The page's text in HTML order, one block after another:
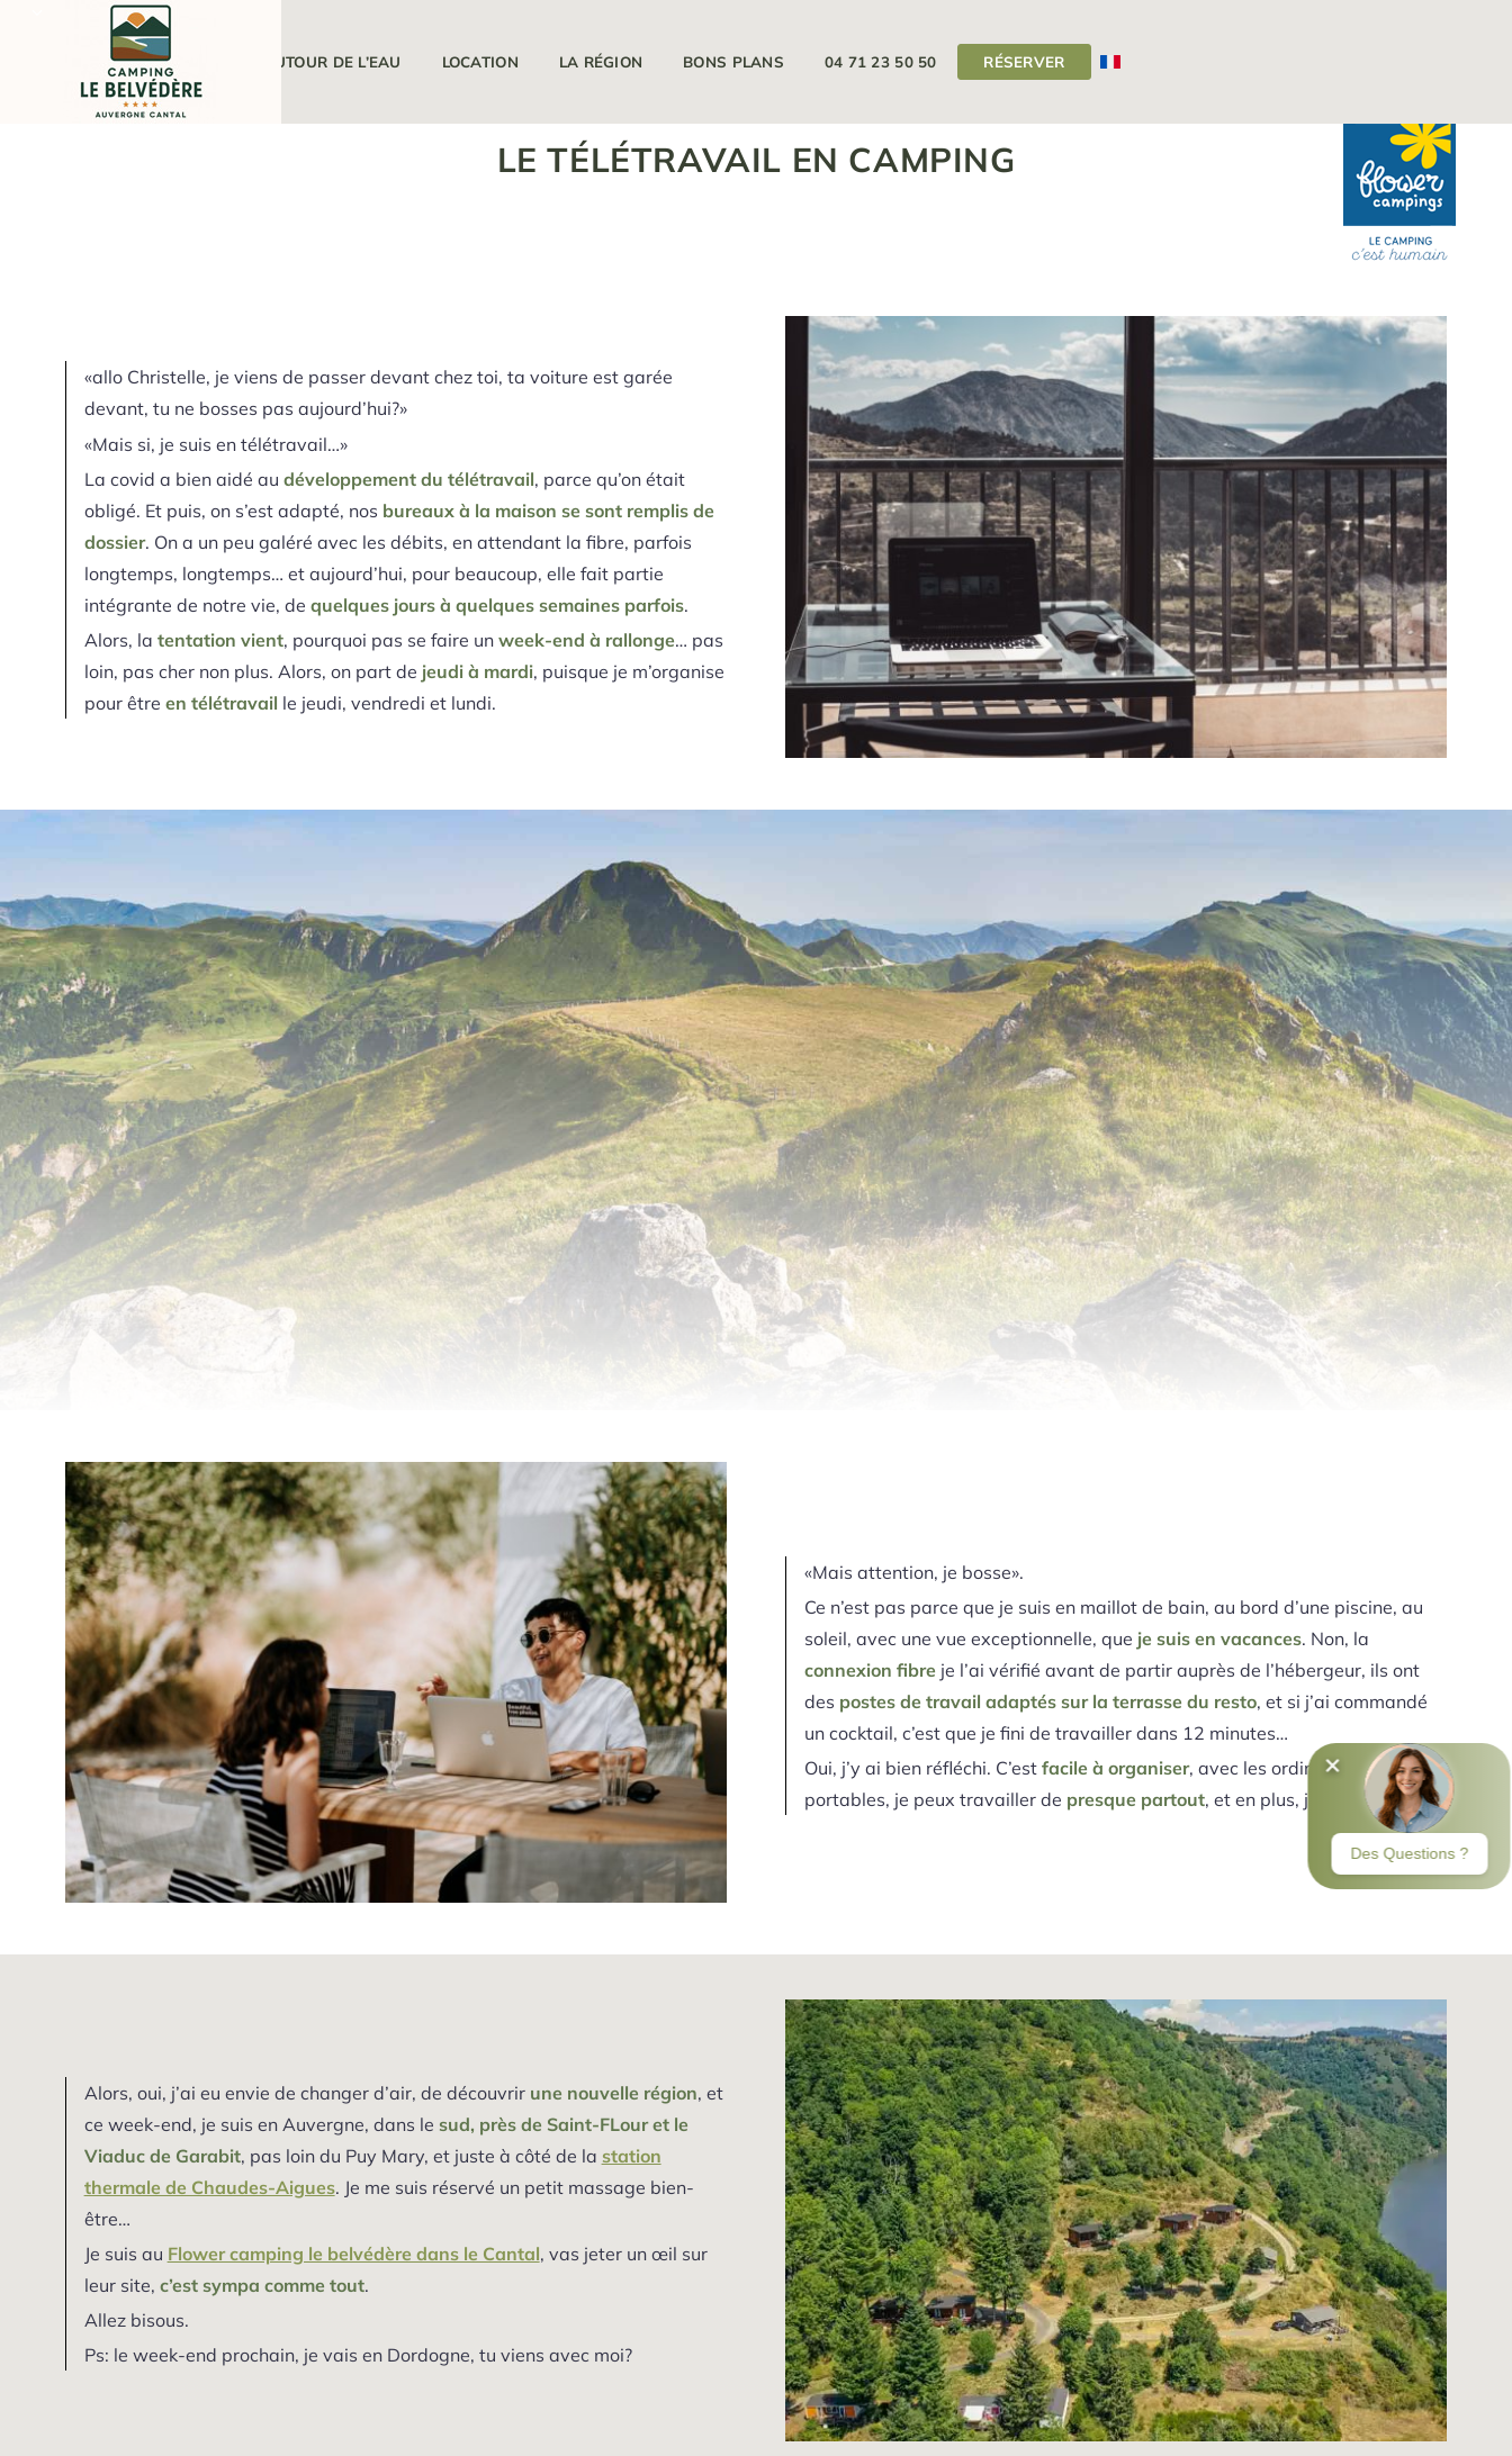
LE CAMPING AUTOUR DE L’EAU LOCATION LA RÉGION BONS PLANS 04 71 23 50 50 RÉSERVER
LE TÉLÉTRAVAIL EN CAMPING
«allo Christelle, je viens de passer devant chez toi, ta voiture est garée
devant, tu ne bosses pas aujourd’hui?»
«Mais si, je suis en télétravail…»
La covid a bien aidé au développement du télétravail, parce qu’on était
obligé. Et puis, on s’est adapté, nos bureaux à la maison se sont remplis de
dossier. On a un peu galéré avec les débits, en attendant la fibre, parfois
longtemps, longtemps… et aujourd’hui, pour beaucoup, elle fait partie
intégrante de notre vie, de quelques jours à quelques semaines parfois.
Alors, la tentation vient, pourquoi pas se faire un week-end à rallonge… pas
loin, pas cher non plus. Alors, on part de jeudi à mardi, puisque je m’organise
pour être en télétravail le jeudi, vendredi et lundi.
«Mais attention, je bosse».
Ce n’est pas parce que je suis en maillot de bain, au bord d’une piscine, au
soleil, avec une vue exceptionnelle, que je suis en vacances. Non, la
connexion fibre je l’ai vérifié avant de partir auprès de l’hébergeur, ils ont
des postes de travail adaptés sur la terrasse du resto, et si j’ai commandé
un cocktail, c’est que je fini de travailler dans 12 minutes…
Oui, j’y ai bien réfléchi. C’est facile à organiser, avec les ordinateurs et les
portables, je peux travailler de presque partout, et en plus, je peux profiter…
Alors, oui, j’ai eu envie de changer d’air, de découvrir une nouvelle région, et
ce week-end, je suis en Auvergne, dans le sud, près de Saint-FLour et le
Viaduc de Garabit, pas loin du Puy Mary, et juste à côté de la station
thermale de Chaudes-Aigues. Je me suis réservé un petit massage bien-
être…
Je suis au Flower camping le belvédère dans le Cantal, vas jeter un œil sur
leur site, c’est sympa comme tout.
Allez bisous.
Ps: le week-end prochain, je vais en Dordogne, tu viens avec moi?